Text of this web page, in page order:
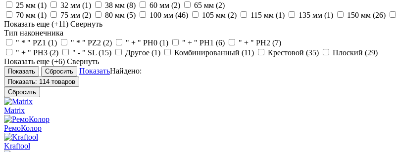
25 мм (1) 32 мм (1) 38 мм (8) 60 мм (2) 65 мм (2)
70 мм (1) 75 мм (2) 80 мм (5) 100 мм (46) 105 мм (2) 115 мм (1) 135 мм (1) 150 мм (26)
Показать еще (+11) Свернуть
Тип наконечника
" * " PZ1 (1) " * " PZ2 (2) " + " PH0 (1) " + " PH1 (6) " + " PH2 (7)
" + " PH3 (2) " - " SL (15) Другое (1) Комбинированный (11) Крестовой (35) Плоский (29)
Показать еще (+6) Свернуть
ПоказатьНайдено:
Показать: 114 товаров
Сбросить
Matrix
РемоКолор
Kraftool